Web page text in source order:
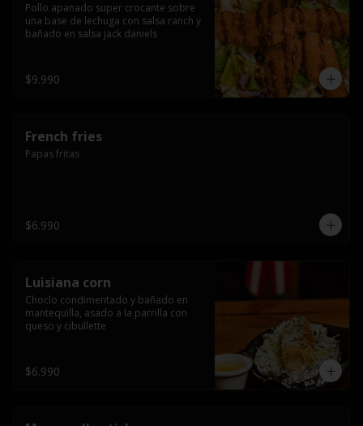
Pollo apanado super crocante sobre
una base de lechuga con salsa ranch y
bañado en salsa jack daniels
$9.990
French fries
Papas fritas
$6.990
Luisiana corn
Choclo condimentado y bañado en
mantequilla, asado a la parrilla con
queso y cibullette
$6.990